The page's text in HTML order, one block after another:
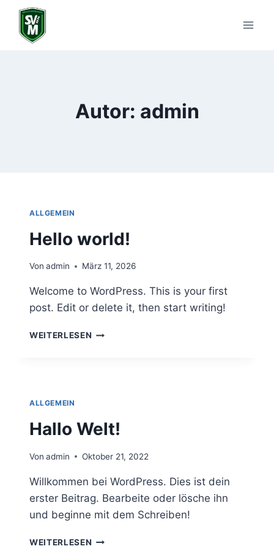
Zum
Inhalt
springen
Autor: admin
ALLGEMEIN
Hello world!
Von admin März 11, 2026
Welcome to WordPress. This is your first
post. Edit or delete it, then start writing!
WEITERLESEN HELLO
ALLGEMEIN
Hallo Welt!
Von admin Oktober 21, 2022
Willkommen bei WordPress. Dies ist dein
erster Beitrag. Bearbeite oder lösche ihn
und beginne mit dem Schreiben!
WEITERLESEN HALLO